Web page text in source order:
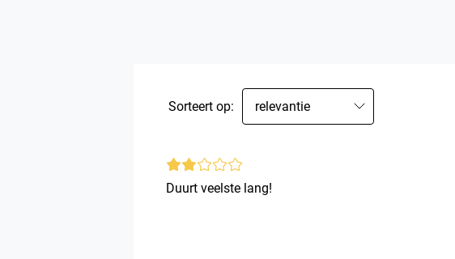
Sorteert op: relevantie
Duurt veelste lang!